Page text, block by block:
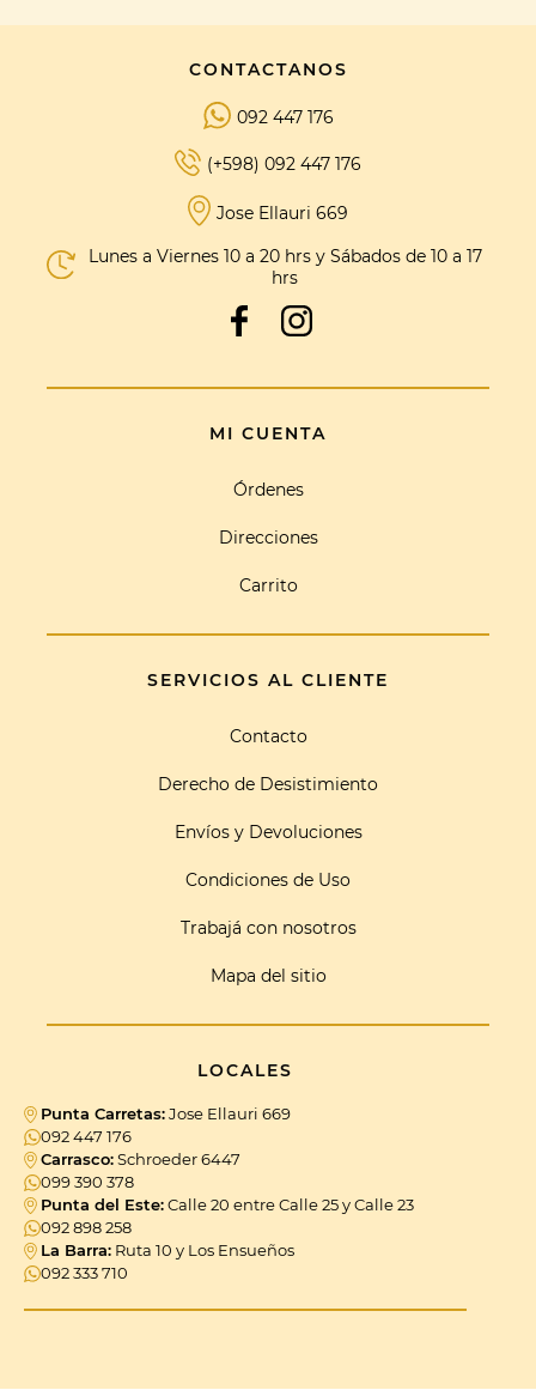
CONTACTANOS
092 447 176
(+598) 092 447 176
Jose Ellauri 669
Lunes a Viernes 10 a 20 hrs y Sábados de 10 a 17
hrs
MI CUENTA
Órdenes
Direcciones
Carrito
SERVICIOS AL CLIENTE
Contacto
Derecho de Desistimiento
Envíos y Devoluciones
Condiciones de Uso
Trabajá con nosotros
Mapa del sitio
LOCALES
Punta Carretas:Jose Ellauri 669
092 447 176
Carrasco:Schroeder 6447
099 390 378
Punta del Este:Calle 20 entre Calle 25 y Calle 23
092 898 258
La Barra: Ruta 10 y Los Ensueños
092 333 710